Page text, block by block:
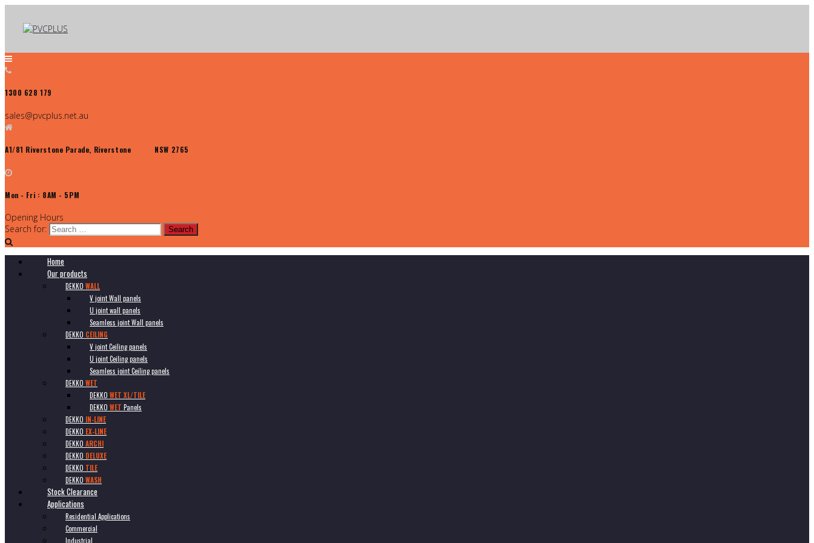
1300 628 179
sales@pvcplus.net.au
A1/81 Riverstone Parade, Riverstone NSW 2765
Mon - Fri : 8AM - 5PM
Opening Hours
Search for:
Home
Our products
DEKKO WALL
V joint Wall panels
U joint wall panels
Seamless joint Wall panels
DEKKO CEILING
V joint Ceiling panels
U joint Ceiling panels
Seamless joint Ceiling panels
DEKKO WET
DEKKO WET XL/TILE
DEKKO WET Panels
DEKKO IN-LINE
DEKKO EX-LINE
DEKKO ARCHI
DEKKO DELUXE
DEKKO TILE
DEKKO WASH
Stock Clearance
Applications
Residential Applications
Commercial
Industrial